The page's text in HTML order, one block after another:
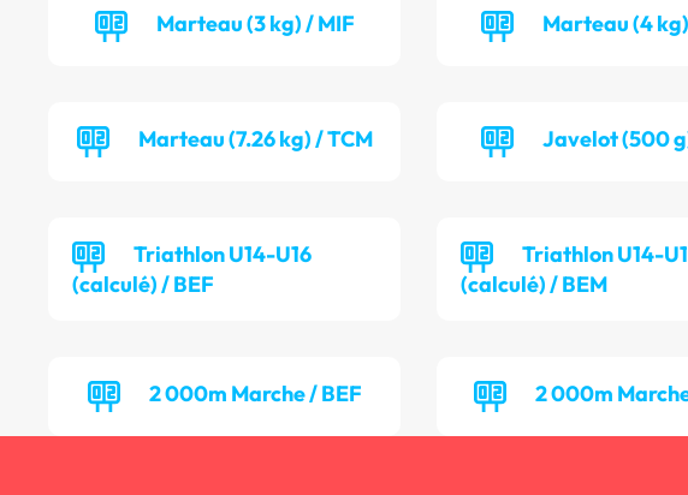
Marteau (3 kg) / MIF Marteau (4
Marteau (7.26 kg) / TCM Javelot (500
Triathlon U14-U16
(calculé) / BEF
Triathlon U14-
(calculé) / BEM
2 000m Marche / BEF 2 000m